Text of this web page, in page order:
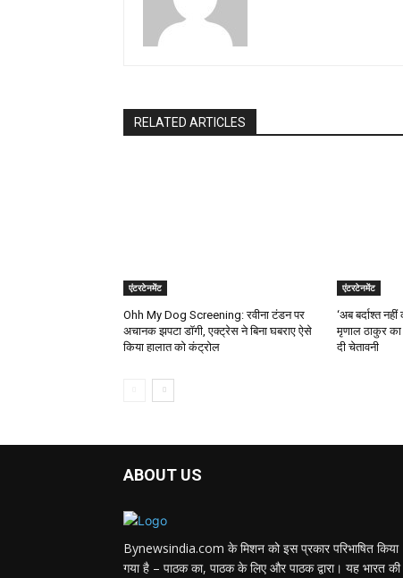
RELATED ARTICLES
एंटरटेनमेंट
Ohh My Dog Screening: रवीना टंडन पर
अचानक झपटा डॉगी, एक्ट्रेस ने बिना घबराए ऐसे
किया हालात को कंट्रोल
एंटरटेनमेंट
‘अब बर्दाश्त
मृणाल ठाकुर का
दी चेतावनी
ABOUT US
Bynewsindia.com के मिशन को इस प्रकार परिभाषित किया
गया है – पाठक का, पाठक के लिए और पाठक द्वारा। यह भारत की